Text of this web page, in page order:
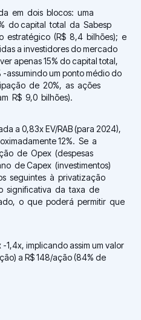
em dois blocos: uma
do capital total da Sabesp
estratégico (R$ 8,4 bilhões); e
a investidores do mercado
apenas 15% do capital total,
-assumindo um ponto médio do
de 20%, as ações
R$ 9,0 bilhões).
a 0,83x EV/RAB (para 2024),
12%. Se a
de Opex (despesas
de Capex (investimentos)
seguintes à privatização
significativa da taxa de
o que poderá permitir que
-1,4x, implicando assim um valor
a R$ 148/ação (84% de